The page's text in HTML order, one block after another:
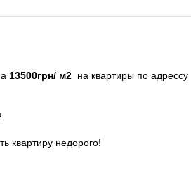
13500грн/ м2 на квартиры по адрессу
квартиру недорого!